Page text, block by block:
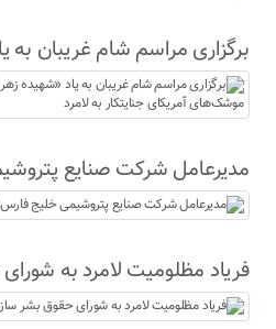
برگزاری مراسم شام غریبان به
نژاد» در محل اصابت ترکش
جنایتکار به لامرد
مدیرعامل شرکت صنایع
شد
فریاد مظلومیت لامرد به
رسید